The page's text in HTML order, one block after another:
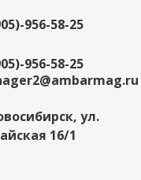
956-58-25
956-58-25
ул.
16/1